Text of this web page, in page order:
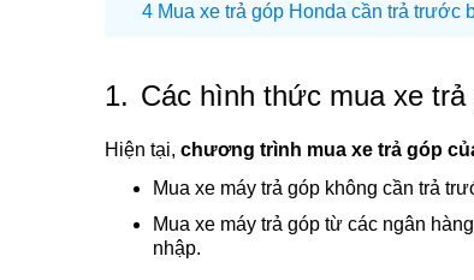
Mua xe trả góp Honda cần trả trước
1. Các hình thức mua xe trả
Hiện tại, chương trình mua xe trả góp
Mua xe máy trả góp không cần trả
Mua xe máy trả góp từ các ngân
nhập.